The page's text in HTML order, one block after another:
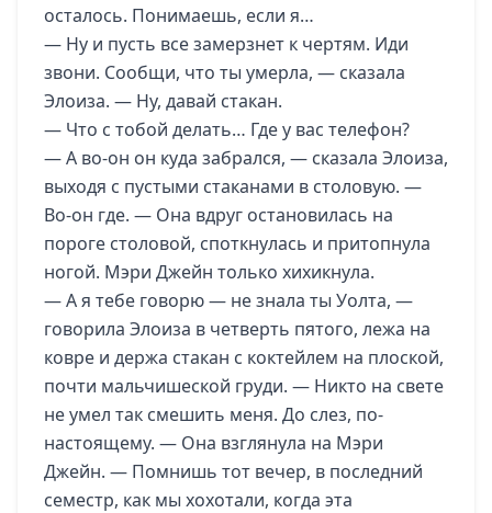
осталось. Понимаешь, если я…
— Ну и пусть все замерзнет к чертям. Иди
звони. Сообщи, что ты умерла, — сказала
Элоиза. — Ну, давай стакан.
— Что с тобой делать… Где у вас телефон?
— А во-он он куда забрался, — сказала Элоиза,
выходя с пустыми стаканами в столовую. —
Во-он где. — Она вдруг остановилась на
пороге столовой, споткнулась и притопнула
ногой. Мэри Джейн только хихикнула.
— А я тебе говорю — не знала ты Уолта, —
говорила Элоиза в четверть пятого, лежа на
ковре и держа стакан с коктейлем на плоской,
почти мальчишеской груди. — Никто на свете
не умел так смешить меня. До слез, по-
настоящему. — Она взглянула на Мэри
Джейн. — Помнишь тот вечер, в последний
семестр, как мы хохотали, когда эта